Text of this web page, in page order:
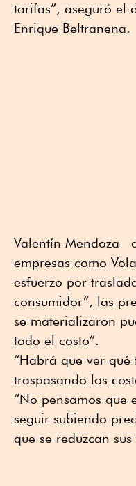
tarifas”, aseguró el
Enrique Beltranena.
Valentín Mendoza
empresas como
esfuerzo por
consumidor”, las
se materializaron
todo el costo”.
“Habrá que ver
traspasando los
“No pensamos que
seguir subiendo
que se reduzcan sus